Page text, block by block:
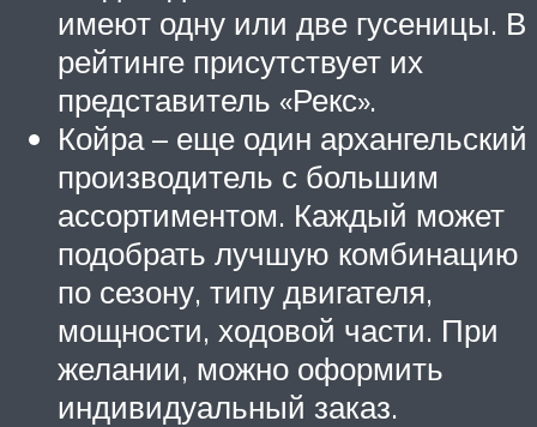
имеют одну или две гусеницы. В
рейтинге присутствует их
представитель «Рекс».
Койра – еще один архангельский
производитель с большим
ассортиментом. Каждый может
подобрать лучшую комбинацию
по сезону, типу двигателя,
мощности, ходовой части. При
желании, можно оформить
индивидуальный заказ.